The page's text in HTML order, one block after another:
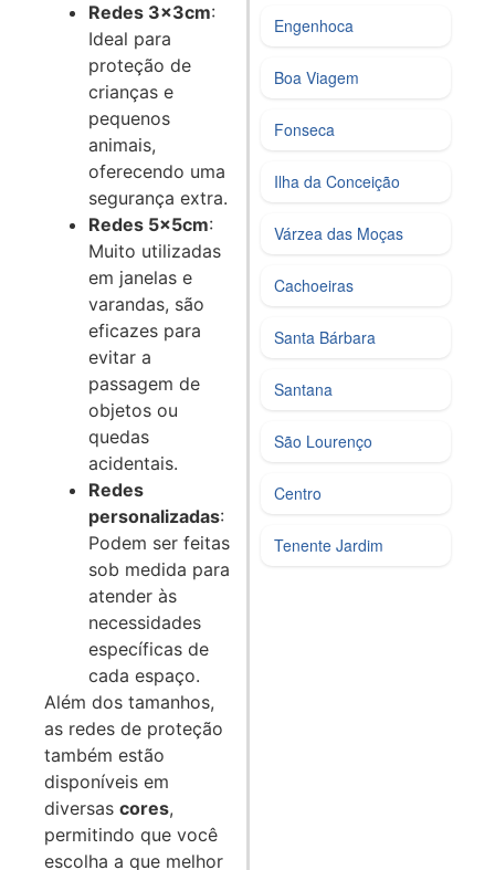
Redes 3x3cm:
Ideal para
proteção de
crianças e
pequenos
animais,
oferecendo uma
segurança extra.
Redes 5x5cm:
Muito utilizadas
em janelas e
varandas, são
eficazes para
evitar a
passagem de
objetos ou
quedas
acidentais.
Redes
personalizadas:
Podem ser feitas
sob medida para
atender às
necessidades
específicas de
cada espaço.
Além dos tamanhos,
as redes de proteção
também estão
disponíveis em
diversas cores,
permitindo que você
escolha a que melhor
Engenhoca
Boa Viagem
Fonseca
Ilha da Conceição
Várzea das Moças
Cachoeiras
Santa Bárbara
Santana
São Lourenço
Centro
Tenente Jardim